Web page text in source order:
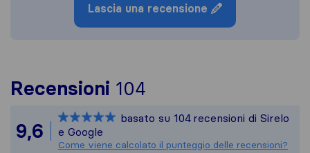
Lascia una recensione
Recensioni 104
Tutte le recensioni
9,6
basato su 104 recensioni di Sirelo
e Google
Come viene calcolato il punteggio delle recensioni?